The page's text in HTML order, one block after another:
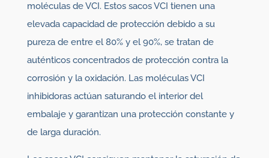
moléculas de VCI. Estos sacos VCI tienen una
elevada capacidad de protección debido a su
pureza de entre el 80% y el 90%, se tratan de
auténticos concentrados de protección contra la
corrosión y la oxidación. Las moléculas VCI
inhibidoras actúan saturando el interior del
embalaje y garantizan una protección constante y
de larga duración.